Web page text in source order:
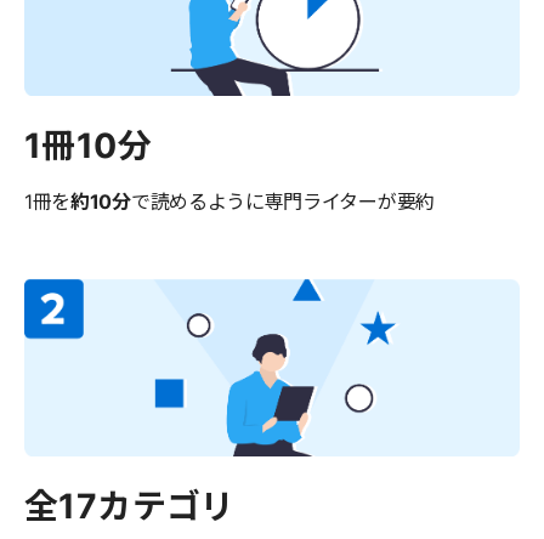
1冊10分
1冊を約10分で読めるように専門ライターが要約
全17カテゴリ